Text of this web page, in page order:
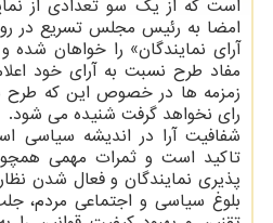
امضا به رئیس مجلس تسریع در
آرای نمایندگان» را خواهان شده
مفاد طرح نسبت به آرای خود
زمزمه ها در خصوص این که طرح
رای نخواهد گرفت شنیده می شود.
شفافیت آرا در اندیشه سیاسی
تاکید است و ثمرات مهمی
پذیری نمایندگان و فعال شدن
بلوغ سیاسی و اجتماعی مردم،